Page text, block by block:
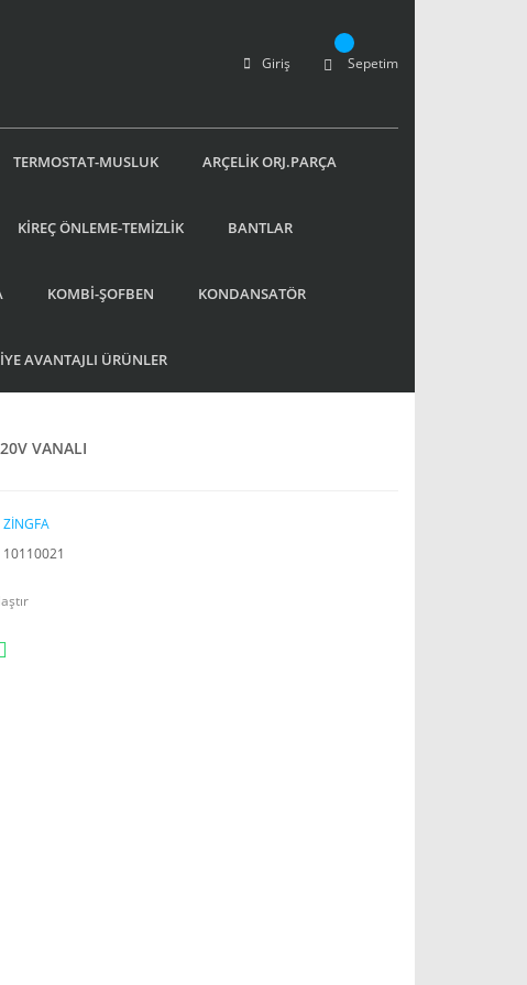
Giriş Sepetim
TERMOSTAT-MUSLUK ARÇELİK ORJ.PARÇA
KİREÇ ÖNLEME-TEMİZLİK BANTLAR
KOMBİ-ŞOFBEN KONDANSATÖR
AVANTAJLI ÜRÜNLER
VANALI
ZİNGFA
10110021